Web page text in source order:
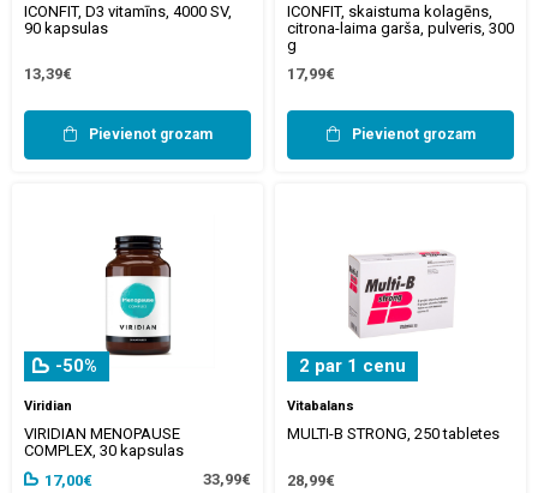
ICONFIT, D3 vitamīns, 4000 SV,
90 kapsulas
13,39€
Pievienot grozam
ICONFIT, skaistuma kolagēns,
citrona-laima garša, pulveris, 300
g
17,99€
Pievienot grozam
-50%
Viridian
VIRIDIAN MENOPAUSE
COMPLEX, 30 kapsulas
17,00€
33,99€
2 par 1 cenu
Vitabalans
MULTI-B STRONG, 250 tabletes
28,99€